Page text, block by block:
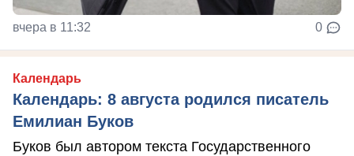
вчера в 11:32 0
Календарь
Календарь: 8 августа родился писатель
Емилиан Буков
Буков был автором текста Государственного